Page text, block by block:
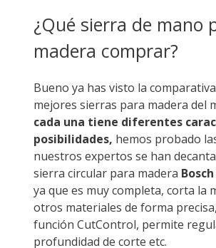
¿Qué sierra de mano
madera comprar?
Bueno ya has visto la
mejores sierras para madera del
cada una tiene diferentes
posibilidades, hemos probado
nuestros expertos se han
sierra circular para madera Bosch
ya que es muy completa, corta la
otros materiales de forma
función CutControl, permite
profundidad de corte etc.